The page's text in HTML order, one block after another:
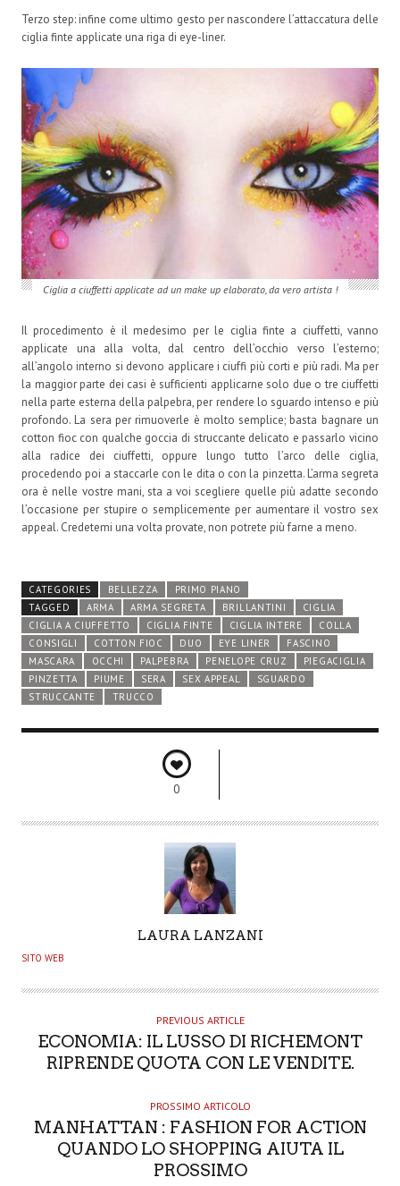
Terzo step: infine come ultimo gesto per nascondere l’attaccatura delle
ciglia finte applicate una riga di eye-liner.
Ciglia a ciuffetti applicate ad un make up elaborato, da vero artista !
Il procedimento è il medesimo per le ciglia finte a ciuffetti, vanno
applicate una alla volta, dal centro dell’occhio verso l’esterno;
all’angolo interno si devono applicare i ciuffi più corti e più radi. Ma per
la maggior parte dei casi è sufficienti applicarne solo due o tre ciuffetti
nella parte esterna della palpebra, per rendere lo sguardo intenso e più
profondo. La sera per rimuoverle è molto semplice; basta bagnare un
cotton fioc con qualche goccia di struccante delicato e passarlo vicino
alla radice dei ciuffetti, oppure lungo tutto l’arco delle ciglia,
procedendo poi a staccarle con le dita o con la pinzetta. L’arma segreta
ora è nelle vostre mani, sta a voi scegliere quelle più adatte secondo
l’occasione per stupire o semplicemente per aumentare il vostro sex
appeal. Credetemi una volta provate, non potrete più farne a meno.
CATEGORIES BELLEZZA
PRIMO PIANO
TAGGED
ARMA ARMA SEGRETA BRILLANTINI
CIGLIA
CIGLIA A CIUFFETTO
CIGLIA FINTE CIGLIA INTERE
COLLA
CONSIGLI
COTTON FIOC DUO EYE LINER
FASCINO
MASCARA
OCCHI PALPEBRA PENELOPE CRUZ
PIEGACIGLIA
PINZETTA
PIUME SERA SEX APPEAL
SGUARDO
STRUCCANTE
TRUCCO
0
U
H
LAURA LANZANI
SITO WEB
PREVIOUS ARTICLE
ECONOMIA: IL LUSSO DI RICHEMONT
RIPRENDE QUOTA CON LE VENDITE.
PROSSIMO ARTICOLO
MANHATTAN : FASHION FOR ACTION
QUANDO LO SHOPPING AIUTA IL
PROSSIMO